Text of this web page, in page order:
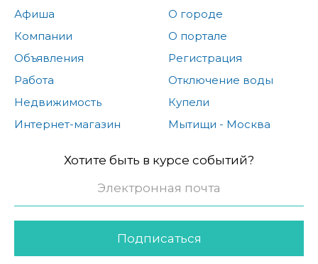
Афиша
Компании
Объявления
Работа
Недвижимость
Интернет-магазин
О городе
О портале
Регистрация
Отключение воды
Купели
Мытищи - Москва
Хотите быть в курсе событий?
Подписаться